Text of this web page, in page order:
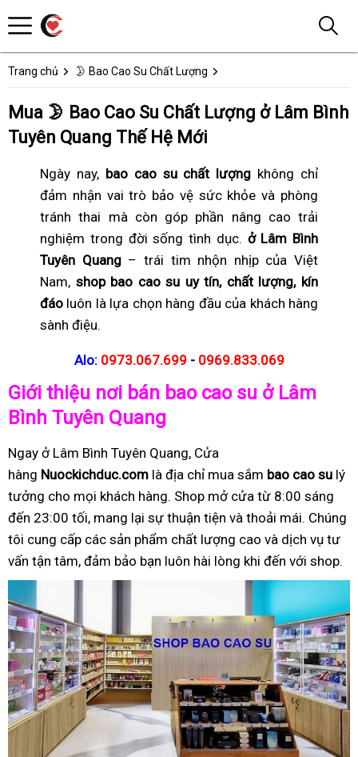
Trang chủ 🌛 Bao Cao Su Chất Lượng
Mua 🌛 Bao Cao Su Chất Lượng ở Lâm Bình
Tuyên Quang Thế Hệ Mới
Ngày nay, bao cao su chất lượng không chỉ
đảm nhận vai trò bảo vệ sức khỏe và phòng
tránh thai mà còn góp phần nâng cao trải
nghiệm trong đời sống tình dục. ở Lâm Bình
Tuyên Quang– trái tim nhộn nhịp của Việt
Nam, shop bao cao su uy tín, chất lượng, kín
đáo luôn là lựa chọn hàng đầu của khách hàng
sành điệu.
Alo: 0973.067.699 - 0969.833.069
Giới thiệu nơi bán bao cao su ở Lâm
Bình Tuyên Quang
Ngay ở Lâm Bình Tuyên Quang, Cửa
hàng Nuockichduc.com là địa chỉ mua sắm bao cao su lý
tưởng cho mọi khách hàng. Shop mở cửa từ 8:00 sáng
đến 23:00 tối, mang lại sự thuận tiện và thoải mái. Chúng
tôi cung cấp các sản phẩm chất lượng cao và dịch vụ tư
vấn tận tâm, đảm bảo bạn luôn hài lòng khi đến với shop.